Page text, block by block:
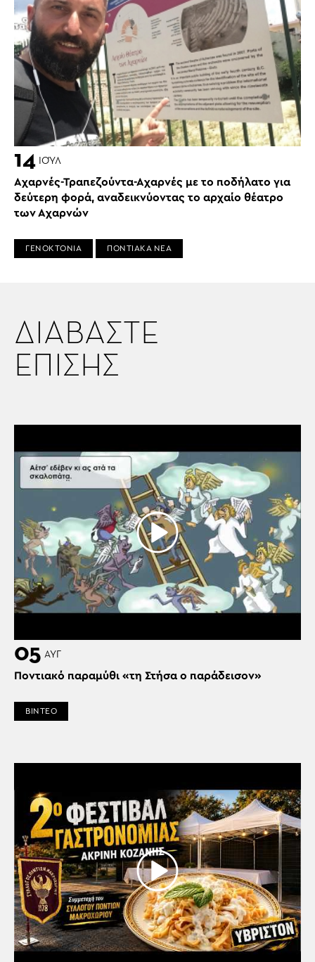
14 ΙΟΎΛ
Αχαρνές-Τραπεζούντα-Αχαρνές με το ποδήλατο για
δεύτερη φορά, αναδεικνύοντας το αρχαίο θέατρο
των Αχαρνών
ΓΕΝΟΚΤΟΝΙΑ ΠΟΝΤΙΑΚΑ ΝΕΑ
ΔΙΑΒΑΣΤΕ
ΕΠΙΣΗΣ
05 ΑΥΓ
Ποντιακό παραμύθι «τη Στήσα ο παράδεισον»
ΒΙΝΤΕΟ